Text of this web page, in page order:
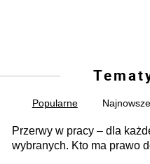
Popularne Najnowsze
Przerwy w pracy – dla
wybranych. Kto ma prawo